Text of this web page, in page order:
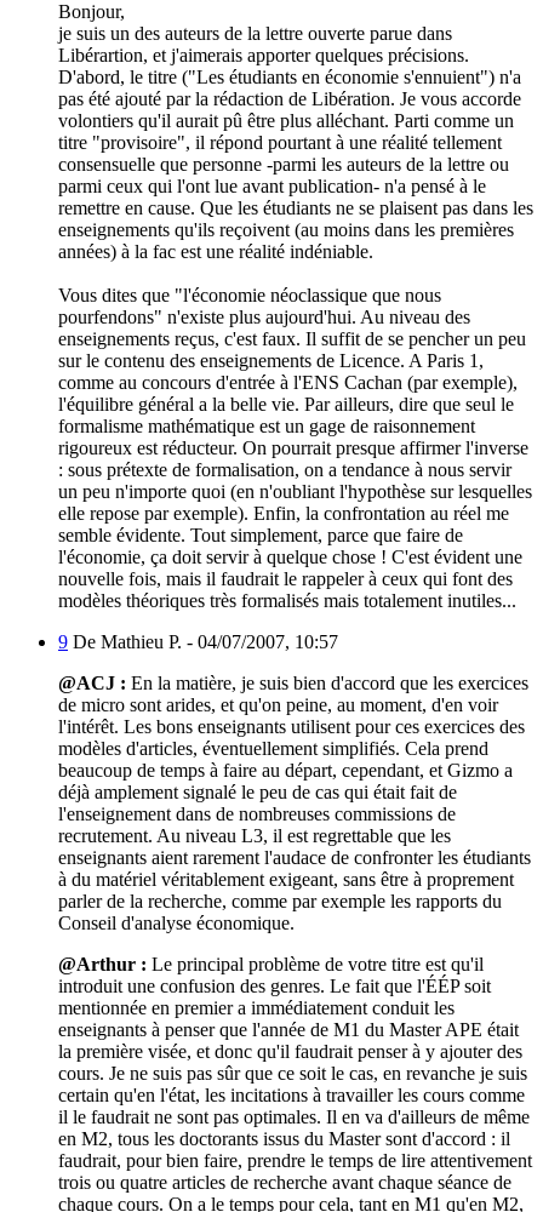
Bonjour,
je suis un des auteurs de la lettre ouverte parue dans
Libérartion, et j'aimerais apporter quelques précisions.
D'abord, le titre ("Les étudiants en économie s'ennuient") n'a
pas été ajouté par la rédaction de Libération. Je vous accorde
volontiers qu'il aurait pû être plus alléchant. Parti comme un
titre "provisoire", il répond pourtant à une réalité tellement
consensuelle que personne -parmi les auteurs de la lettre ou
parmi ceux qui l'ont lue avant publication- n'a pensé à le
remettre en cause. Que les étudiants ne se plaisent pas dans les
enseignements qu'ils reçoivent (au moins dans les premières
années) à la fac est une réalité indéniable.
Vous dites que "l'économie néoclassique que nous
pourfendons" n'existe plus aujourd'hui. Au niveau des
enseignements reçus, c'est faux. Il suffit de se pencher un peu
sur le contenu des enseignements de Licence. A Paris 1,
comme au concours d'entrée à l'ENS Cachan (par exemple),
l'équilibre général a la belle vie. Par ailleurs, dire que seul le
formalisme mathématique est un gage de raisonnement
rigoureux est réducteur. On pourrait presque affirmer l'inverse
: sous prétexte de formalisation, on a tendance à nous servir
un peu n'importe quoi (en n'oubliant l'hypothèse sur lesquelles
elle repose par exemple). Enfin, la confrontation au réel me
semble évidente. Tout simplement, parce que faire de
l'économie, ça doit servir à quelque chose ! C'est évident une
nouvelle fois, mais il faudrait le rappeler à ceux qui font des
modèles théoriques très formalisés mais totalement inutiles...
9 De Mathieu P. - 04/07/2007, 10:57
@ACJ : En la matière, je suis bien d'accord que les exercices
de micro sont arides, et qu'on peine, au moment, d'en voir
l'intérêt. Les bons enseignants utilisent pour ces exercices des
modèles d'articles, éventuellement simplifiés. Cela prend
beaucoup de temps à faire au départ, cependant, et Gizmo a
déjà amplement signalé le peu de cas qui était fait de
l'enseignement dans de nombreuses commissions de
recrutement. Au niveau L3, il est regrettable que les
enseignants aient rarement l'audace de confronter les étudiants
à du matériel véritablement exigeant, sans être à proprement
parler de la recherche, comme par exemple les rapports du
Conseil d'analyse économique.
@Arthur : Le principal problème de votre titre est qu'il
introduit une confusion des genres. Le fait que l'ÉÉP soit
mentionnée en premier a immédiatement conduit les
enseignants à penser que l'année de M1 du Master APE était
la première visée, et donc qu'il faudrait penser à y ajouter des
cours. Je ne suis pas sûr que ce soit le cas, en revanche je suis
certain qu'en l'état, les incitations à travailler les cours comme
il le faudrait ne sont pas optimales. Il en va d'ailleurs de même
en M2, tous les doctorants issus du Master sont d'accord : il
faudrait, pour bien faire, prendre le temps de lire attentivement
trois ou quatre articles de recherche avant chaque séance de
chaque cours. On a le temps pour cela, tant en M1 qu'en M2,